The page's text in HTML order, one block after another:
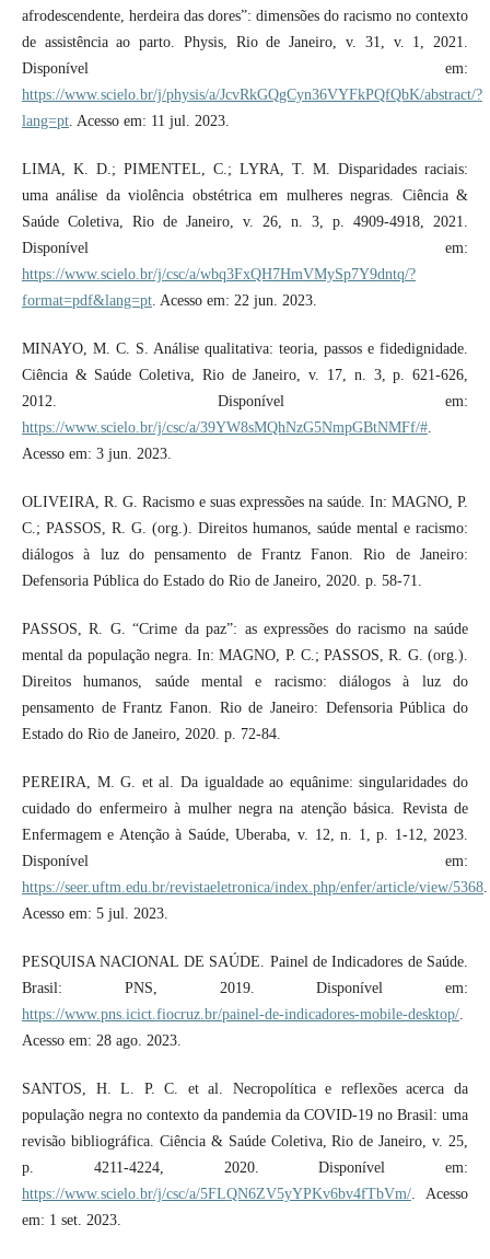
afrodescendente, herdeira das dores”: dimensões do racismo no contexto
de assistência ao parto. Physis, Rio de Janeiro, v. 31, v. 1, 2021.
Disponível em:
https://www.scielo.br/j/physis/a/JcvRkGQgCyn36VYFkPQfQbK/abstract/?
lang=pt. Acesso em: 11 jul. 2023.
LIMA, K. D.; PIMENTEL, C.; LYRA, T. M. Disparidades raciais:
uma análise da violência obstétrica em mulheres negras. Ciência &
Saúde Coletiva, Rio de Janeiro, v. 26, n. 3, p. 4909-4918, 2021.
Disponível em:
https://www.scielo.br/j/csc/a/wbq3FxQH7HmVMySp7Y9dntq/?
format=pdf&lang=pt. Acesso em: 22 jun. 2023.
MINAYO, M. C. S. Análise qualitativa: teoria, passos e fidedignidade.
Ciência & Saúde Coletiva, Rio de Janeiro, v. 17, n. 3, p. 621-626,
2012. Disponível em:
https://www.scielo.br/j/csc/a/39YW8sMQhNzG5NmpGBtNMFf/#.
Acesso em: 3 jun. 2023.
OLIVEIRA, R. G. Racismo e suas expressões na saúde. In: MAGNO, P.
C.; PASSOS, R. G. (org.). Direitos humanos, saúde mental e racismo:
diálogos à luz do pensamento de Frantz Fanon. Rio de Janeiro:
Defensoria Pública do Estado do Rio de Janeiro, 2020. p. 58-71.
PASSOS, R. G. “Crime da paz”: as expressões do racismo na saúde
mental da população negra. In: MAGNO, P. C.; PASSOS, R. G. (org.).
Direitos humanos, saúde mental e racismo: diálogos à luz do
pensamento de Frantz Fanon. Rio de Janeiro: Defensoria Pública do
Estado do Rio de Janeiro, 2020. p. 72-84.
PEREIRA, M. G. et al. Da igualdade ao equânime: singularidades do
cuidado do enfermeiro à mulher negra na atenção básica. Revista de
Enfermagem e Atenção à Saúde, Uberaba, v. 12, n. 1, p. 1-12, 2023.
Disponível em:
https://seer.uftm.edu.br/revistaeletronica/index.php/enfer/article/view/5368.
Acesso em: 5 jul. 2023.
PESQUISA NACIONAL DE SAÚDE. Painel de Indicadores de Saúde.
Brasil: PNS, 2019. Disponível em:
https://www.pns.icict.fiocruz.br/painel-de-indicadores-mobile-desktop/.
Acesso em: 28 ago. 2023.
SANTOS, H. L. P. C. et al. Necropolítica e reflexões acerca da
população negra no contexto da pandemia da COVID-19 no Brasil: uma
revisão bibliográfica. Ciência & Saúde Coletiva, Rio de Janeiro, v. 25,
p. 4211-4224, 2020. Disponível em:
https://www.scielo.br/j/csc/a/5FLQN6ZV5yYPKv6bv4fTbVm/. Acesso
em: 1 set. 2023.